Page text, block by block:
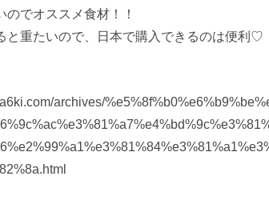
のでオススメ食材！！
と重たいので、日本で購入できるのは便利♡
archives/